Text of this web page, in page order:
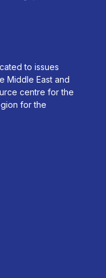
to issues
Middle East and
centre for the
for the